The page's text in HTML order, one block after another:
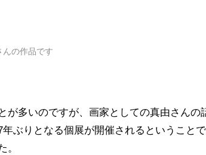
の作品です
が多いのですが、画家としての真由さんの
ぶりとなる個展が開催されるということ
。